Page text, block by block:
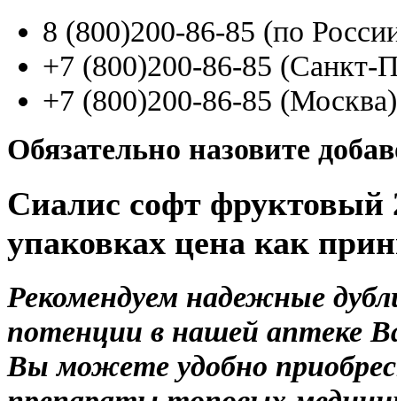
8 (800)200-86-85 (по
+7 (800)200-86-85 (Санкт-
+7 (800)200-86-85 (Москва)
Обязательно назовите
Сиалис софт фруктовый
упаковках цена как
Рекомендуем надежные
потенции в нашей аптеке
Вы можете удобно